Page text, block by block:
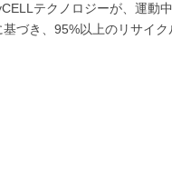
テクノロジーが、運動
づき、95%以上のリサイ